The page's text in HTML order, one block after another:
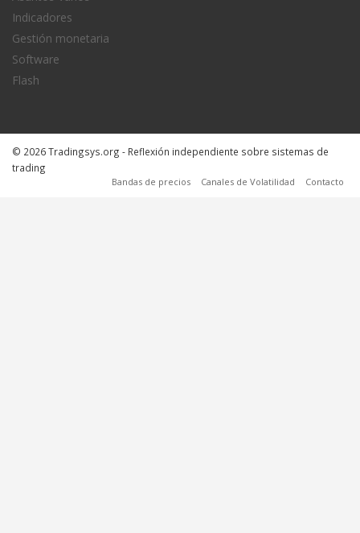
Indicadores
Gestión monetaria
Software
Flash
© 2026 Tradingsys.org - Reflexión independiente sobre sistemas de
trading
Bandas de precios Canales de Volatilidad Contacto